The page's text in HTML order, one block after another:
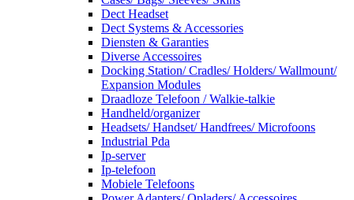
Dect Headset
Dect Systems & Accessories
Diensten & Garanties
Diverse Accessoires
Docking Station/ Cradles/ Holders/ Wallmount/
Expansion Modules
Draadloze Telefoon / Walkie-talkie
Handheld/organizer
Headsets/ Handset/ Handfrees/ Microfoons
Industrial Pda
Ip-server
Ip-telefoon
Mobiele Telefoons